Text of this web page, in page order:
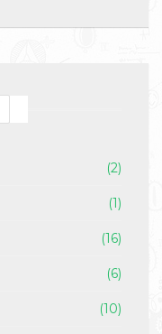
(2)
(1)
(16)
(6)
(10)